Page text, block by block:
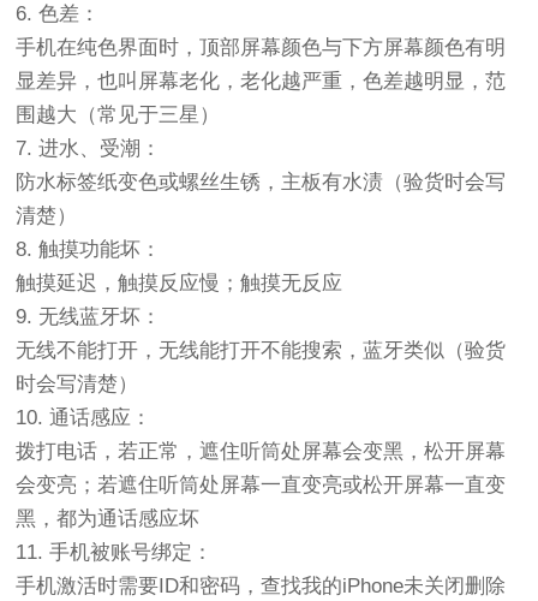
6. 色差：
手机在纯色界面时，顶部屏幕颜色与下方屏幕颜色有明
显差异，也叫屏幕老化，老化越严重，色差越明显，范
围越大（常见于三星）
7. 进水、受潮：
防水标签纸变色或螺丝生锈，主板有水渍（验货时会写
清楚）
8. 触摸功能坏：
触摸延迟，触摸反应慢；触摸无反应
9. 无线蓝牙坏：
无线不能打开，无线能打开不能搜索，蓝牙类似（验货
时会写清楚）
10. 通话感应：
拨打电话，若正常，遮住听筒处屏幕会变黑，松开屏幕
会变亮；若遮住听筒处屏幕一直变亮或松开屏幕一直变
黑，都为通话感应坏
11. 手机被账号绑定：
手机激活时需要ID和密码，查找我的iPhone未关闭删除